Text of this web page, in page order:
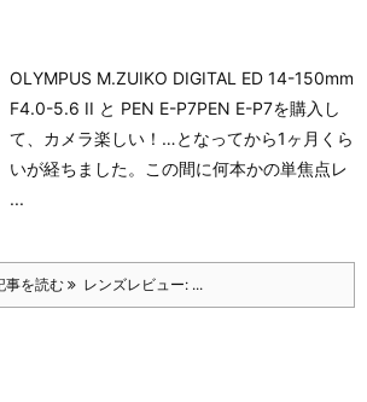
OLYMPUS M.ZUIKO DIGITAL ED 14-150mm
F4.0-5.6 II と PEN E-P7PEN E-P7を購入し
て、カメラ楽しい！…となってから1ヶ月くら
いが経ちました。この間に何本かの単焦点レ
...
事を読む レンズレビュー: ...